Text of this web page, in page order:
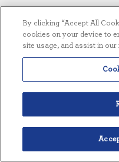
By clicking “Accept All
cookies on your device to
site usage, and assist in